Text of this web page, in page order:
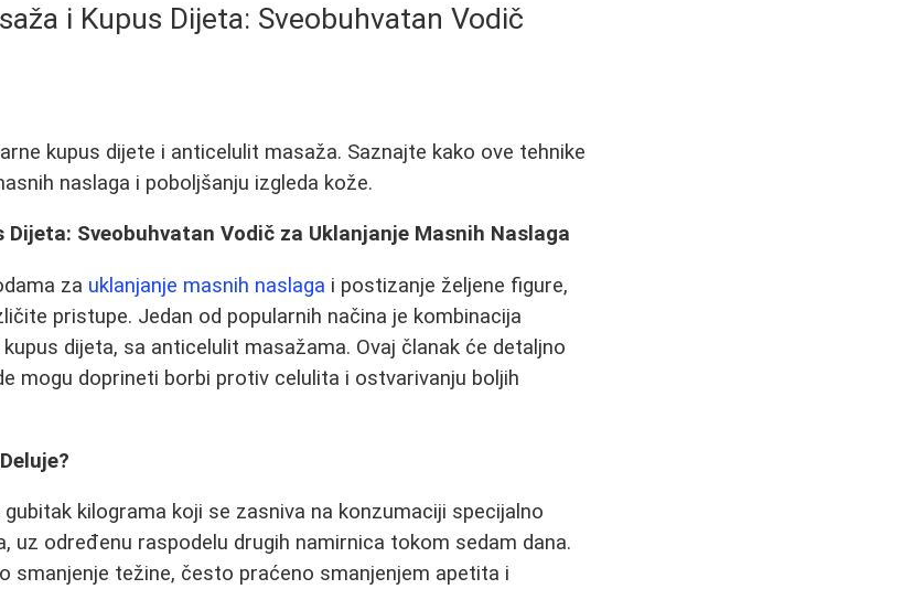
i Kupus Dijeta: Sveobuhvatan Vodič
kupus dijete i anticelulit masaža. Saznajte kako ove tehnike
naslaga i poboljšanju izgleda kože.
Sveobuhvatan Vodič za Uklanjanje Masnih Naslaga
za uklanjanje masnih naslaga i postizanje željene figure,
pristupe. Jedan od popularnih načina je kombinacija
dijeta, sa anticelulit masažama. Ovaj članak će detaljno
mogu doprineti borbi protiv celulita i ostvarivanju boljih
kilograma koji se zasniva na konzumaciji specijalno
uz određenu raspodelu drugih namirnica tokom sedam dana.
smanjenje težine, često praćeno smanjenjem apetita i